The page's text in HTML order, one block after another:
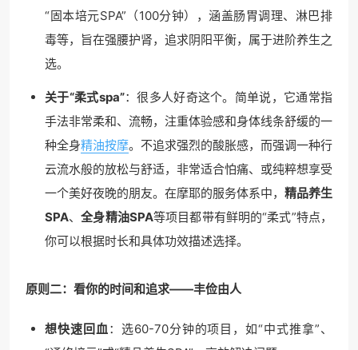
“固本培元SPA”（100分钟），涵盖肠胃调理、淋巴排
毒等，旨在强腰护肾，追求阴阳平衡，属于进阶养生之
选。
关于“柔式spa”：很多人好奇这个。简单说，它通常指
手法非常柔和、流畅，注重体验感和身体线条舒缓的一
种全身精油按摩。不追求强烈的酸胀感，而强调一种行
云流水般的放松与舒适，非常适合怕痛、或纯粹想享受
一个美好夜晚的朋友。在摩耶的服务体系中， 精品养生
SPA、全身精油SPA等项目都带有鲜明的“柔式”特点，
你可以根据时长和具体功效描述选择。
原则二：看你的时间和追求——丰俭由人
想快速回血 ：选60-70分钟的项目，如“中式推拿”、